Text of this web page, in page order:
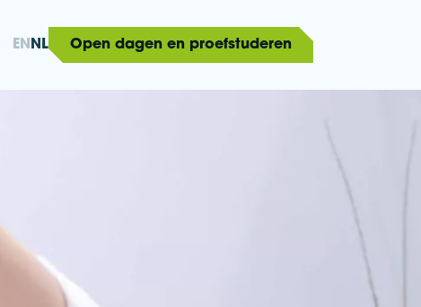
EN NL Open dagen en proefstuderen